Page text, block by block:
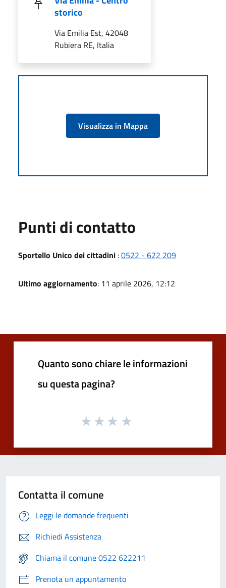
storico
Via Emilia Est, 42048
Rubiera RE, Italia
Visualizza in Mappa
Punti di contatto
Sportello Unico dei cittadini :0522 - 622 209
Ultimo aggiornamento: 11 aprile 2026, 12:12
Quanto sono chiare le informazioni
su questa pagina?
Contatta il comune
Leggi le domande frequenti
Richiedi Assistenza
Chiama il comune 0522 622211
Prenota un appuntamento